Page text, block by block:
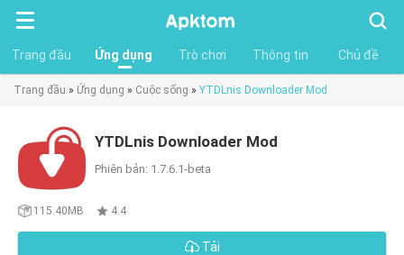
Tìm
kiếm
Trang đầu
Ứng dụng Trò chơi Thông tin Chủ đề
Trang đầu » Ứng dụng » Cuộc sống » YTDLnis Downloader Mod
YTDLnis Downloader Mod
Phiên bản: 1.7.6.1-beta
115.40MB 4.4
Tải